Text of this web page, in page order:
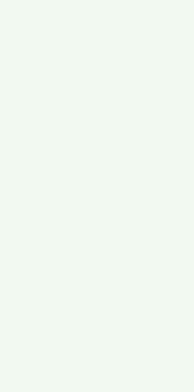
ses